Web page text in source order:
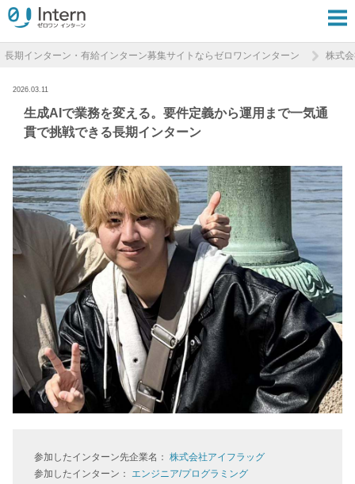
長期インターン・有給インターン募集サイトならゼロワンインターン 株式
2026.03.11
生成AIで業務を変える。要件定義から運用まで一気通
貫で挑戦できる長期インターン
参加したインターン先企業名： 株式会社アイフラッグ
参加したインターン： エンジニア/プログラミング